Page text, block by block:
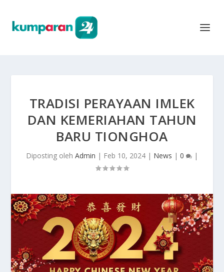
TRADISI PERAYAAN IMLEK
DAN KEMERIAHAN TAHUN
BARU TIONGHOA
Diposting oleh Admin | Feb 10, 2024 | News | 0 |